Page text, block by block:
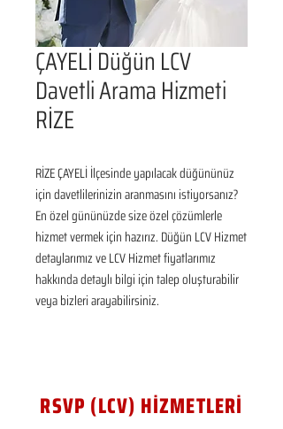
ÇAYELİ Düğün LCV
Davetli Arama Hizmeti
RİZE
RİZE ÇAYELİ İlçesinde yapılacak düğününüz
için davetlilerinizin aranmasını istiyorsanız?
En özel gününüzde size özel çözümlerle
hizmet vermek için hazırız. Düğün LCV Hizmet
detaylarımız ve LCV Hizmet fiyatlarımız
hakkında detaylı bilgi için talep oluşturabilir
veya bizleri arayabilirsiniz.
RSVP (LCV) HİZMETLERİ